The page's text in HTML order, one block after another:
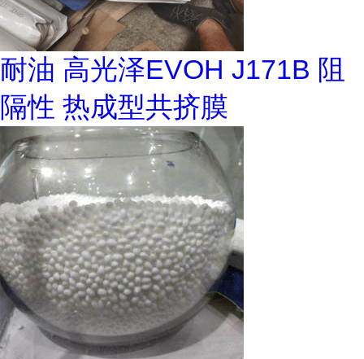
耐油 高光泽EVOH J171B 阻
隔性 热成型共挤膜